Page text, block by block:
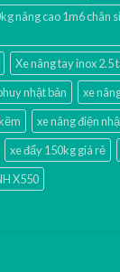
nâng cao 1m6 chân
Xe nâng tay inox 2.5
nhật bản
xe
xe nâng điện
xe đẩy 150kg giá rẻ
X550